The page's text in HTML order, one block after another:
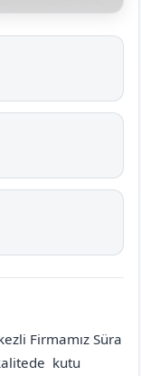
Firmamız Süra
kutu